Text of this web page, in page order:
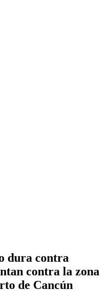
dura contra
contra la zona
de Cancún